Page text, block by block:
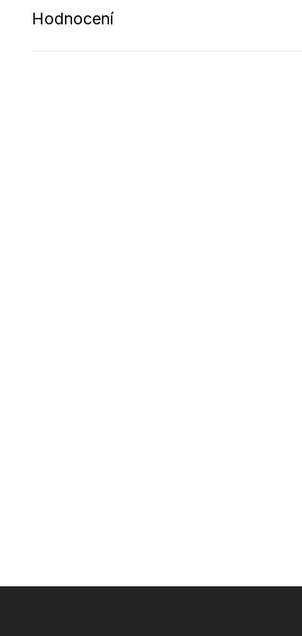
Hodnocení